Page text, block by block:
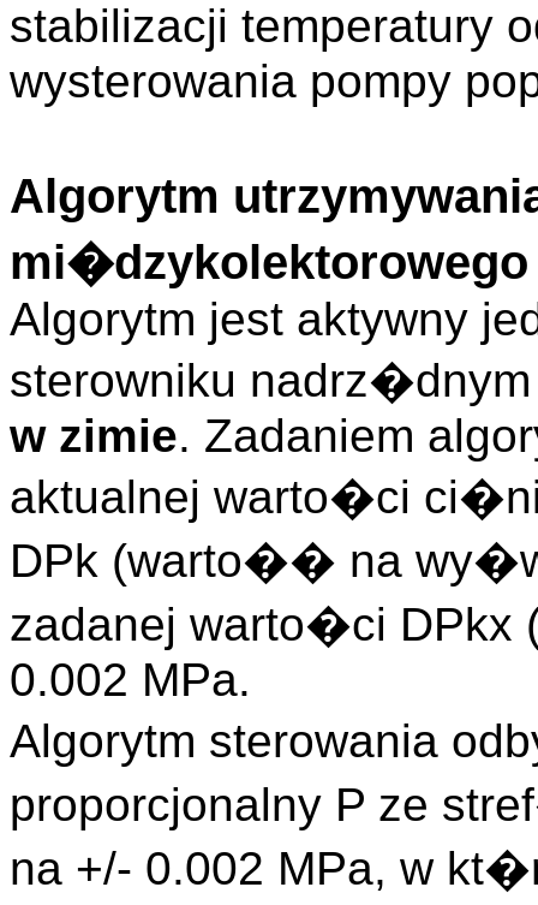
stabilizacji temperatury
wysterowania pompy
Algorytm
mi�dzykolektorowego
Algorytm jest aktywny
sterowniku
w zimie. Zadaniem
aktualnej warto�ci
DPk (warto�� na
zadanej warto�ci DPkx
0.002 MPa.
Algorytm sterowania
proporcjonalny P ze
na +/- 0.002 MPa, w